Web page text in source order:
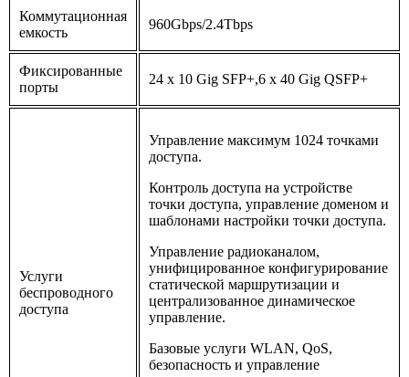
Коммутационная
емкость
960Gbps/2.4Tbps
Фиксированные
порты
24 x 10 Gig SFP+,6 x 40 Gig QSFP+
Услуги
беспроводного
доступа
Управление максимум 1024 точками
доступа.
Контроль доступа на устройстве
точки доступа, управление доменом и
шаблонами настройки точки доступа.
Управление радиоканалом,
унифицированное конфигурирование
статической маршрутизации и
централизованное динамическое
управление.
Базовые услуги WLAN, QoS,
безопасность и управление